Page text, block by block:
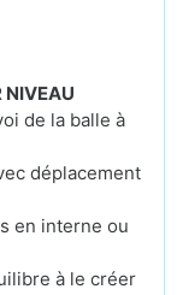
NIVEAU
de la balle à
déplacement
en interne ou
à le créer